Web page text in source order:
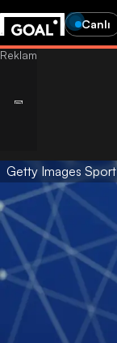
Canlı
Getty Images Sport